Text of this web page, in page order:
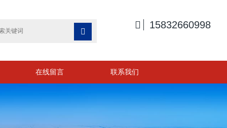

 15832660998
在线留言 联系我们